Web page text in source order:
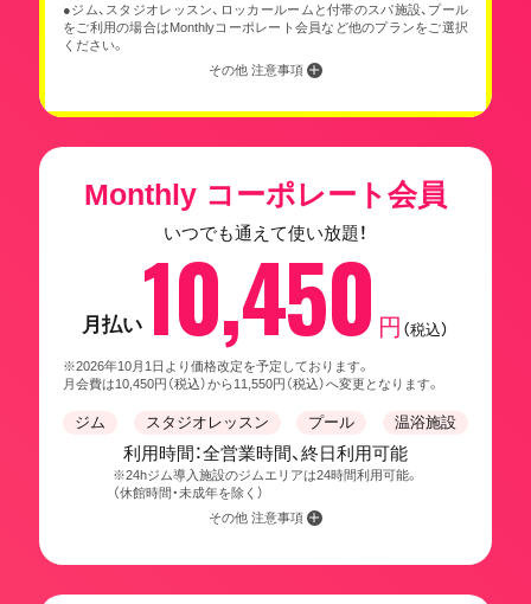
●ジム、スタジオレッスン、ロッカールームと付帯のスパ施設、プール
をご利用の場合はMonthlyコーポレート会員など他のプランをご選択
ください。
その他 注意事項
Monthly コーポレート会員
いつでも通えて使い放題！
月払い10,450 円 （税込）
※2026年10月1日より価格改定を予定しております。
月会費は10,450円（税込）から11,550円（税込）へ変更となります。
ジム スタジオレッスン プール 温浴施設
利用時間：全営業時間、終日利用可能
※24hジム導入施設のジムエリアは24時間利用可能。
（休館時間・未成年を除く）
その他 注意事項